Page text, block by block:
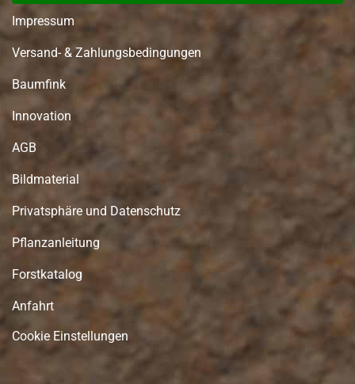
Impressum
Versand- & Zahlungsbedingungen
Baumfink
Innovation
AGB
Bildmaterial
Privatsphäre und Datenschutz
Pflanzanleitung
Forstkatalog
Anfahrt
Cookie Einstellungen